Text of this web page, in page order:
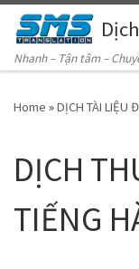
Skip to content
Nhanh – Tận tâm –
Home »DỊCH TÀI LIỆU
DỊCH
TIẾNG